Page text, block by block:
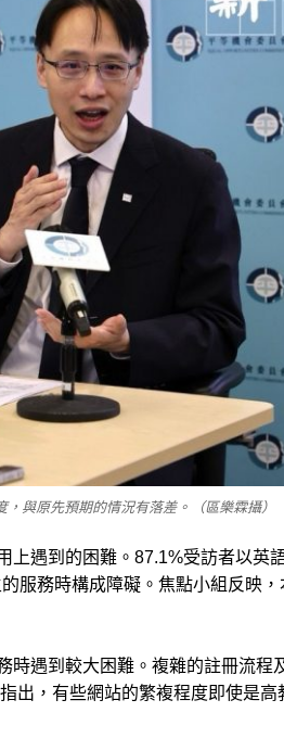
與原先預期的情況有落差。（區樂霖攝）
上遇到的困難。 87.1%受訪者以英
服務時構成障礙。 焦點小組反映
時遇到較大困難 。 複雜的註冊流程
指出 ，有些網站的繁複程度即使是